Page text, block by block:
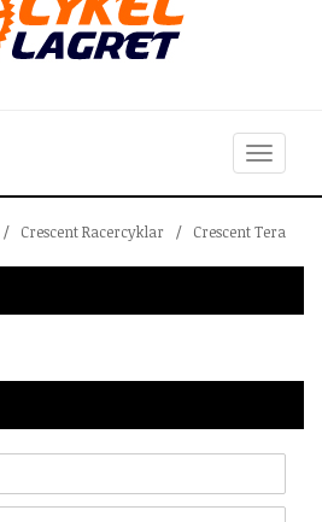
Toggle
navigation
/ Crescent Racercyklar / Crescent Tera